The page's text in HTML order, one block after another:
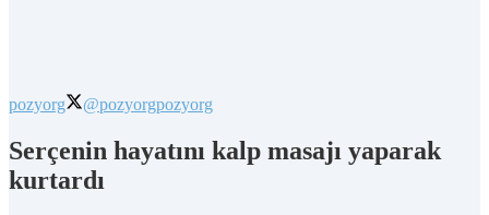
pozyorg @pozyorgpozyorg
Serçenin hayatını kalp masajı yaparak
kurtardı